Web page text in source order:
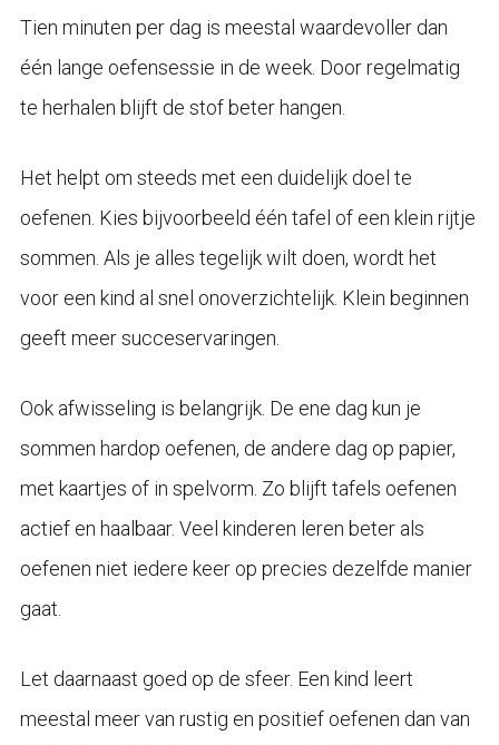
Tien minuten per dag is meestal waardevoller dan
één lange oefensessie in de week. Door regelmatig
te herhalen blijft de stof beter hangen.
Het helpt om steeds met een duidelijk doel te
oefenen. Kies bijvoorbeeld één tafel of een klein rijtje
sommen. Als je alles tegelijk wilt doen, wordt het
voor een kind al snel onoverzichtelijk. Klein beginnen
geeft meer succeservaringen.
Ook afwisseling is belangrijk. De ene dag kun je
sommen hardop oefenen, de andere dag op papier,
met kaartjes of in spelvorm. Zo blijft tafels oefenen
actief en haalbaar. Veel kinderen leren beter als
oefenen niet iedere keer op precies dezelfde manier
gaat.
Let daarnaast goed op de sfeer. Een kind leert
meestal meer van rustig en positief oefenen dan van